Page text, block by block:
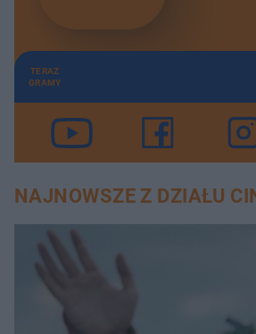
TERAZ
GRAMY
NAJNOWSZE Z DZIAŁU